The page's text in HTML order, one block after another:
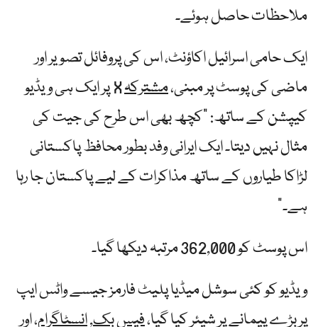
ملاحظات حاصل ہوئے۔
ایک حامی اسرائیل اکاؤنٹ، اس کی پروفائل تصویر اور
ماضی کی پوسٹ پر مبنی،مشترکہ X پر ایک ہی ویڈیو
کیپشن کے ساتھ: "کچھ بھی اس طرح کی جیت کی
مثال نہیں دیتا۔ ایک ایرانی وفد بطور محافظ پاکستانی
لڑاکا طیاروں کے ساتھ مذاکرات کے لیے پاکستان جا رہا
ہے۔”
اس پوسٹ کو 362,000 مرتبہ دیکھا گیا۔
ویڈیو کو کئی سوشل میڈیا پلیٹ فارمز جیسے واٹس ایپ
پر بڑے پیمانے پر شیئر کیا گیا،فیس بک,انسٹاگرام، اور